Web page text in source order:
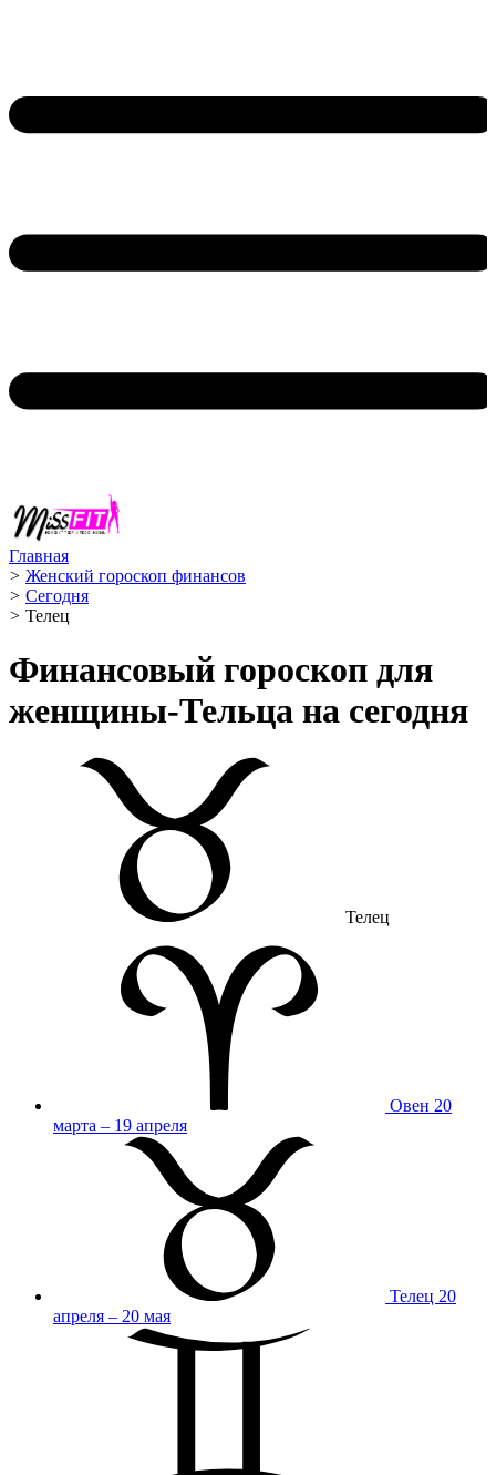
Главная
> Женский гороскоп финансов
> Сегодня
> Телец ️
Финансовый гороскоп для
женщины-Тельца на сегодня
Телец
Овен 20
марта – 19 апреля
Телец 20
апреля – 20 мая